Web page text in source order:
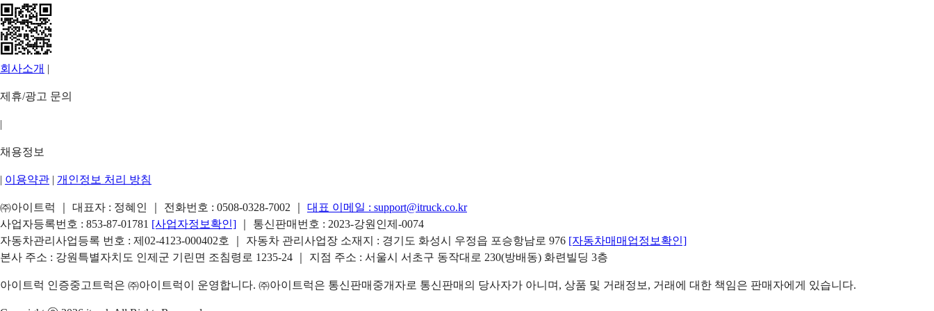
회사소개 |
제휴/광고 문의
|
채용정보
| 이용약관 | 개인정보 처리 방침
㈜아이트럭 ｜ 대표자 : 정혜인 ｜ 전화번호 : 0508-0328-7002 대표 이메일 : support@itruck.co.kr
사업자등록번호 : 853-87-01781 [사업자정보확인]
｜ 통신판매번호 : 2023-강원인제-0074
자동차관리사업등록 번호 : 제02-4123-000402호 ｜ 자동차 관리사업장 소재지 : 경기도 화성시 우정읍 포승항남로 976 [자동차매매업정보확인]
본사 주소 : 강원특별자치도 인제군 기린면 조침령로 1235-24 ｜ 지점 주소 : 서울시 서초구 동작대로 230(방배동) 화련빌딩 3층
아이트럭 인증중고트럭은 ㈜아이트럭이 운영합니다. ㈜아이트럭은 통신판매중개자로 통신판매의 당사자가 아니며, 상품 및 거래정보, 거래에 대한 책임은 판매자에게 있습니다.